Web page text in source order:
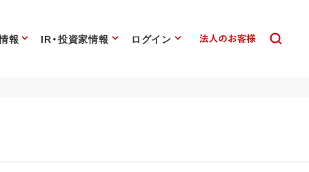
報 IR・投資家情報 ログイン